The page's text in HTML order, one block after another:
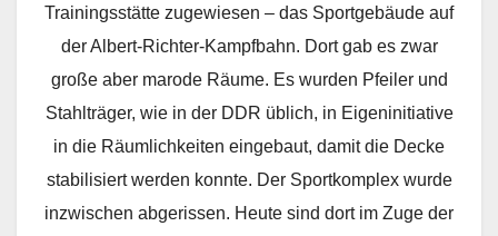
Trainingsstätte zugewiesen – das Sportgebäude auf
der Albert-Richter-Kampfbahn. Dort gab es zwar
große aber marode Räume. Es wurden Pfeiler und
Stahlträger, wie in der DDR üblich, in Eigeninitiative
in die Räumlichkeiten eingebaut, damit die Decke
stabilisiert werden konnte. Der Sportkomplex wurde
inzwischen abgerissen. Heute sind dort im Zuge der